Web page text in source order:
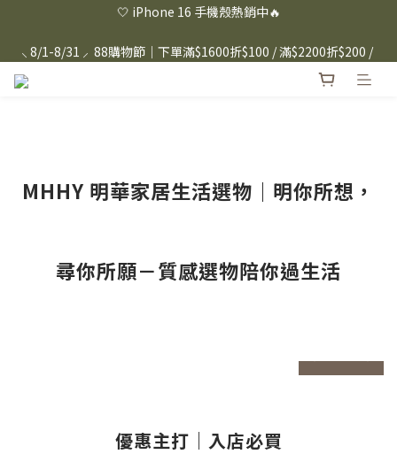
⸜ 8/1-8/31 ⸝  88購物節｜下單滿$1600折$100 / 滿$2200折$200 /
滿$3000折$300 (排除Hazuki及EspressoTokyo)
⸜ 8/1-8/31 ⸝  88購物節｜下單滿$1600折$100 / 滿$2200折$200 /
滿$3000折$300 (排除Hazuki及EspressoTokyo)
日本Hazuki眼鏡式放大鏡｜單入$3288 贈品牌保溫杯 (贈完為止)
⸜ 8/1-8/31 ⸝  88購物節｜下單滿$1600折$100 / 滿$2200折$200 /
MHHY 明華家居生活選物｜明你所想，
尋你所願－質感選物陪你過生活
優惠主打｜入店必買